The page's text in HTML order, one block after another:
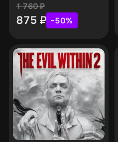
1 760₽
875 ₽ −50%